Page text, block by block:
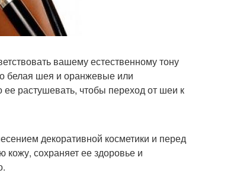
вашему естественному тону
белая шея и оранжевые или
растушевать, чтобы переход от шеи к
декоративной косметики и перед
кожу, сохраняет ее здоровье и